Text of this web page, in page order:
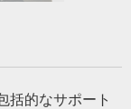
括的なサポート